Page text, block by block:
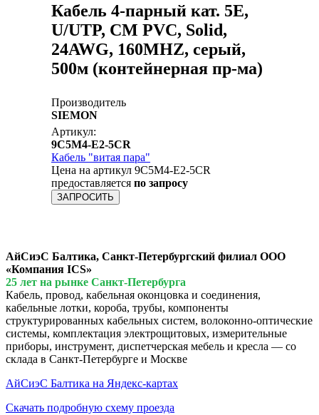
Кабель 4-парный кат. 5E,
U/UTP, CM PVC, Solid,
24AWG, 160MHZ, серый,
500м (контейнерная пр-ма)
Производитель
SIEMON
Артикул:
9C5M4-E2-5CR
Кабель "витая пара"
Цена на артикул 9C5M4-E2-5CR
предоставляется по запросу
ЗАПРОСИТЬ
АйСиэС Балтика, Санкт-Петербургский филиал ООО
«Компания ICS»
25 лет на рынке Санкт-Петербурга
Кабель, провод, кабельная оконцовка и соединения,
кабельные лотки, короба, трубы, компоненты
структурированных кабельных систем, волоконно-оптические
системы, комплектация электрощитовых, измерительные
приборы, инструмент, диспетчерская мебель и кресла — со
склада в Санкт-Петербурге и Москве
АйСиэС Балтика на Яндекс-картах
Скачать подробную схему проезда